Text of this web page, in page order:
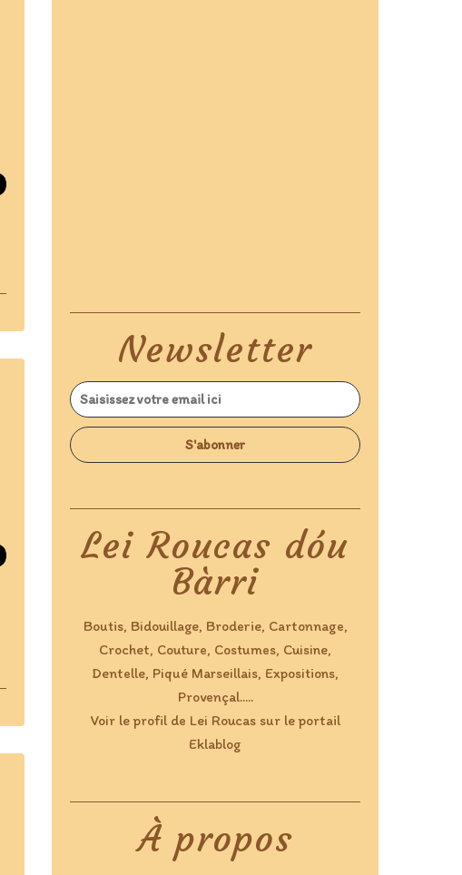
Newsletter
Lei Roucas dóu
Bàrri
Boutis, Bidouillage, Broderie, Cartonnage,
Crochet, Couture, Costumes, Cuisine,
Dentelle, Piqué Marseillais, Expositions,
Provençal.....
Voir le profil de Lei Roucassur le portail
Eklablog
À propos